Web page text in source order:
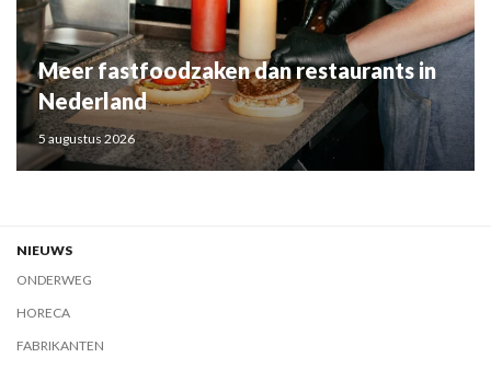
Meer fastfoodzaken dan restaurants in
Nederland
5 augustus 2026
NIEUWS
ONDERWEG
HORECA
FABRIKANTEN